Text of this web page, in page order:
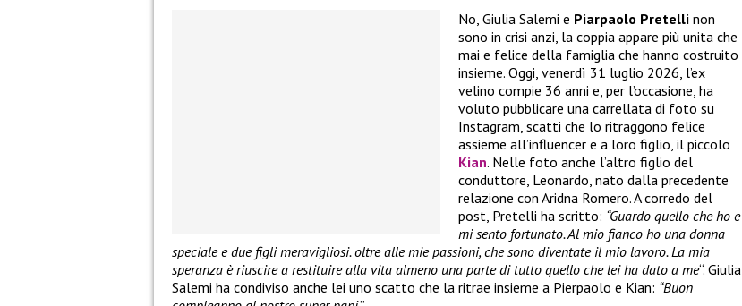
No, Giulia Salemi e Piarpaolo Pretelli non
sono in crisi anzi, la coppia appare più unita che
mai e felice della famiglia che hanno costruito
insieme. Oggi, venerdì 31 luglio 2026, l’ex
velino compie 36 anni e, per l’occasione, ha
voluto pubblicare una carrellata di foto su
Instagram, scatti che lo ritraggono felice
assieme all’influencer e a loro figlio, il piccolo
Kian. Nelle foto anche l’altro figlio del
conduttore, Leonardo, nato dalla precedente
relazione con Aridna Romero. A corredo del
post, Pretelli ha scritto: “Guardo quello che ho e
mi sento fortunato. Al mio fianco ho una donna
speciale e due figli meravigliosi. oltre alle mie passioni, che sono diventate il mio lavoro. La mia
speranza è riuscire a restituire alla vita almeno una parte di tutto quello che lei ha dato a me“. Giulia
Salemi ha condiviso anche lei uno scatto che la ritrae insieme a Pierpaolo e Kian: “Buon